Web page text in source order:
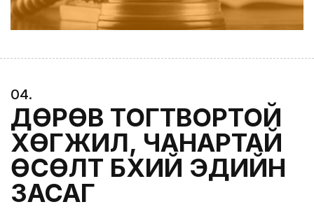
04.
ДӨРӨВ ТОГТВОРТОЙ
ХӨГЖИЛ, ЧАНАРТАЙ
ӨСӨЛТ БҮХИЙ ЭДИЙН
ЗАСАГ